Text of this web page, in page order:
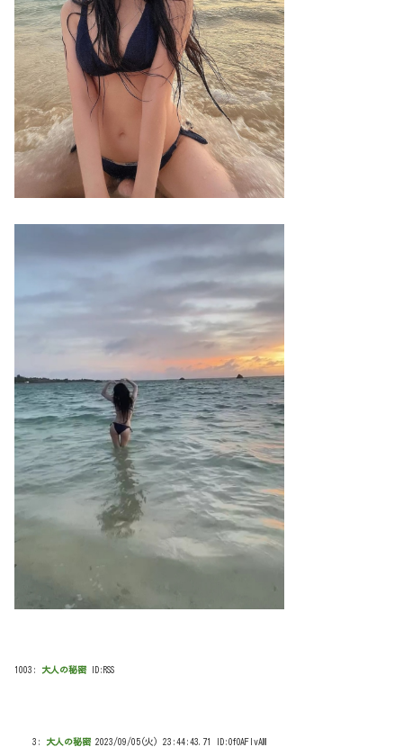
1003: 大人の秘密 ID:RSS
3: 大人の秘密 2023/09/05(火) 23:44:43.71 ID:OfOAFIvAM